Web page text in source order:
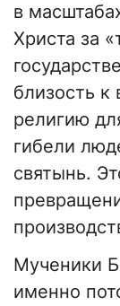
в
Христа за
близость к
религию
гибели
святынь.
​Мученики
именно